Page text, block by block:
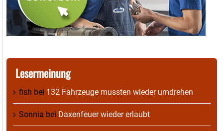
Lesermeinung
fish bei 132 Fahrzeuge mussten wieder umdrehen
Sonnia bei Daxenfeuer wieder erlaubt